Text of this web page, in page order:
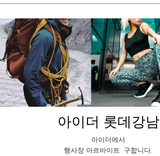
아이더 롯데강남
아이더에서
행사장 아르바이트 구합니다.